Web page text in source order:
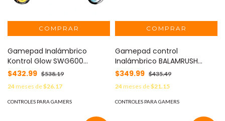
Gamepad Inalámbrico
Kontrol Glow SWG600
BALAMRUSH AZENDER SERIES -
$432.99 $538.19
24meses de$26.17
CONTROLES PARA GAMERS
Gamepad control
Inalámbrico BALAMRUSH
POCKET G555 Negro.
Conexión Bluetooth 5.0 Dual
Mode + Alámbrico -
$349.99 $435.49
24meses de$21.15
CONTROLES PARA GAMERS